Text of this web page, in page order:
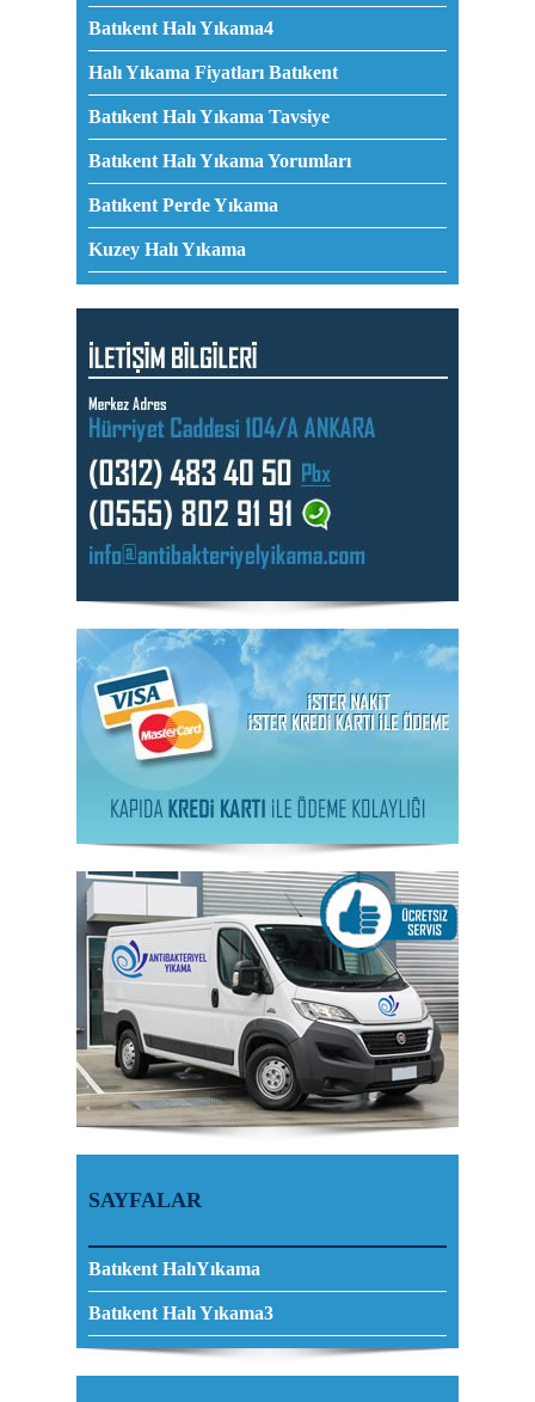
Batıkent Halı Yıkama4
Halı Yıkama Fiyatları Batıkent
Batıkent Halı Yıkama Tavsiye
Batıkent Halı Yıkama Yorumları
Batıkent Perde Yıkama
Kuzey Halı Yıkama
SAYFALAR
Batıkent HalıYıkama
Batıkent Halı Yıkama3